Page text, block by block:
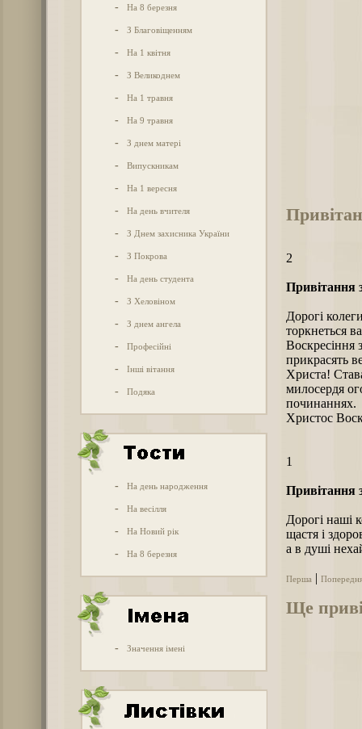
- На 8 березня
- З Благовіщенням
- На 1 квітня
- З Великоднем
- На 1 травня
- На 9 травня
- З днем матері
- Випускникам
- На 1 вересня
- На день вчителя
- З Днем захисника України
- З Покрова
- На день студента
- З Хеловіном
- З днем ангела
- Професійні
- Інші вітання
- Подяка
- На день народження
- На весілля
- На Новий рік
- На 8 березня
- Значення імені
2
Привітання
Дорогі
торкнеться
Воскресіння
прикрасять
Христа!
милосердя
починаннях.
Христос
1
Привітання
Дорогі наші
щастя і
а в душі
Перша
Ще